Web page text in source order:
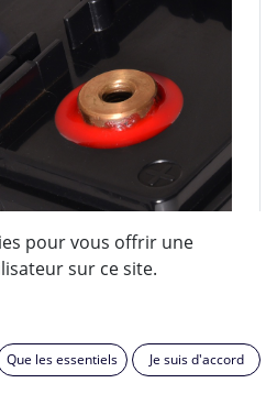
pour vous offrir une
sur ce site.
Que les essentiels Je suis d'accord